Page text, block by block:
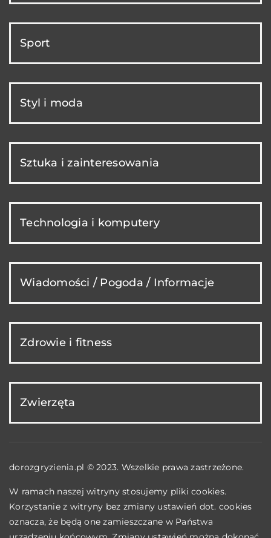
Sport
Styl i moda
Sztuka i zainteresowania
Technologia i komputery
Wiadomości / Pogoda / Informacje
Zdrowie i fitness
Zwierzęta
dorozgryzienia.pl © 2023. Wszelkie prawa zastrzeżone.
W ramach naszej witryny stosujemy pliki cookies.
Korzystanie z witryny bez zmiany ustawień dot. cookies
oznacza, że będą one zamieszczane w Państwa